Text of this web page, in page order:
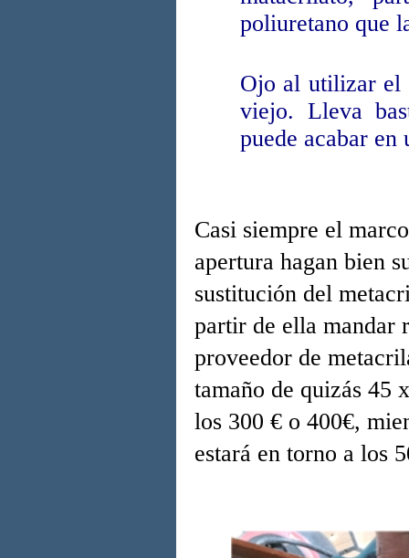
poliuretano que
Ojo al utilizar el
viejo. Lleva
puede acabar
Casi siempre el
apertura hagan bien
sustitución del
partir de ella mandar
proveedor de
tamaño de quizás 45
los 300 € o 400€,
estará en torno a los